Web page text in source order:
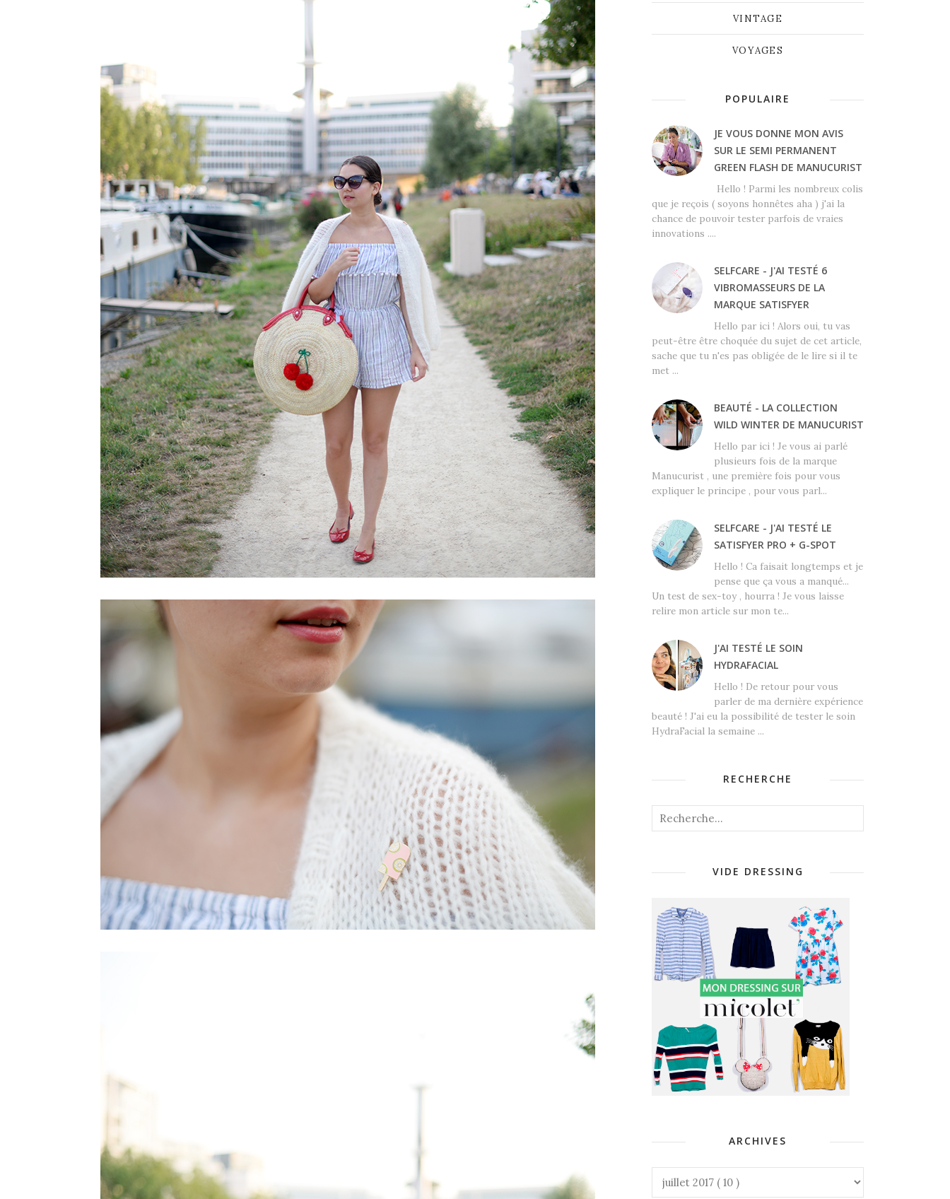
VINTAGE
VOYAGES
POPULAIRE
JE VOUS DONNE MON AVIS
SUR LE SEMI PERMANENT
GREEN FLASH DE MANUCURIST
Hello ! Parmi les nombreux colis
que je reçois ( soyons honnêtes aha ) j'ai la
chance de pouvoir tester parfois de vraies
innovations ....
SELFCARE - J'AI TESTÉ 6
VIBROMASSEURS DE LA
MARQUE SATISFYER
Hello par ici ! Alors oui, tu vas
peut-être être choquée du sujet de cet article,
sache que tu n'es pas obligée de le lire si il te
met ...
BEAUTÉ - LA COLLECTION
WILD WINTER DE MANUCURIST
Hello par ici ! Je vous ai parlé
plusieurs fois de la marque
Manucurist , une première fois pour vous
expliquer le principe , pour vous parl...
SELFCARE - J'AI TESTÉ LE
SATISFYER PRO + G-SPOT
Hello ! Ca faisait longtemps et je
pense que ça vous a manqué...
Un test de sex-toy , hourra ! Je vous laisse
relire mon article sur mon te...
J'AI TESTÉ LE SOIN
HYDRAFACIAL
Hello ! De retour pour vous
parler de ma dernière expérience
beauté ! J'ai eu la possibilité de tester le soin
HydraFacial la semaine ...
RECHERCHE
VIDE DRESSING
ARCHIVES